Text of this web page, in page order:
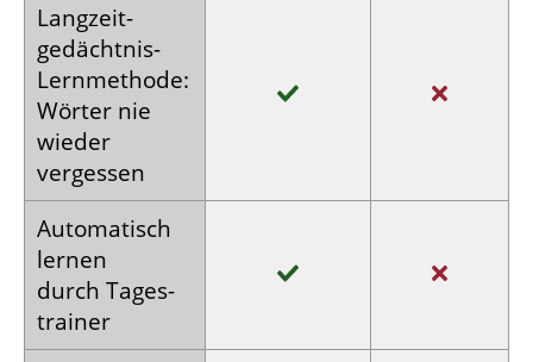
Langzeit­
gedächtnis-
Lern­methode:
Wörter nie
wieder
vergessen
Auto­matisch
lernen
durch Tages­
trainer